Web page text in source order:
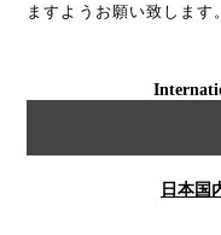
ますようお願い致します。
日本国